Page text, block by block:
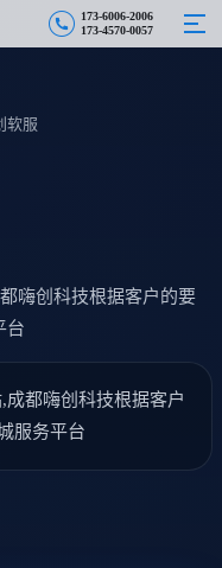
173-6006-2006
173-4570-0057
软服
嗨创科技根据客户的要
台
成都嗨创科技根据客户
服务平台